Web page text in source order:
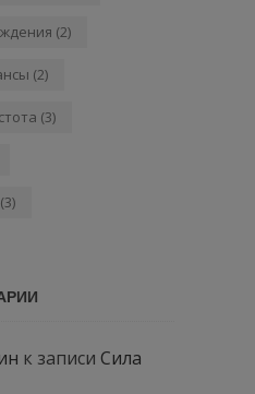
(2)
(2)
(3)
(3)
к записи Сила